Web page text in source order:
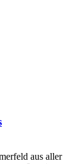
aus aller